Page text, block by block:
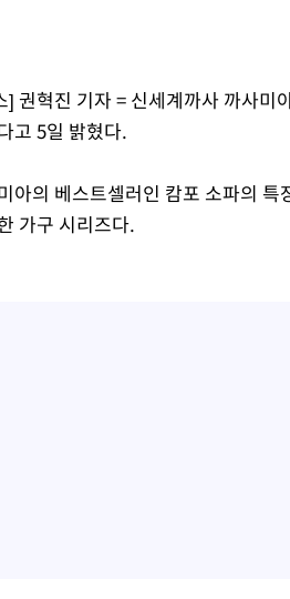
] 권혁진 기자 = 신세계까사 까사미
고 5일 밝혔다.
아의 베스트셀러인 캄포 소파의
가구 시리즈다.